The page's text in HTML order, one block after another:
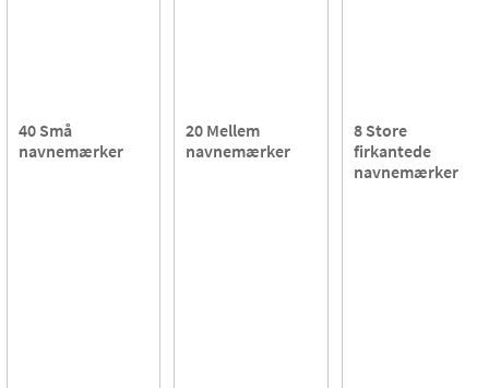
40 Små
navnemærker
20 Mellem
navnemærker
8 Store
firkantede
navnemærker